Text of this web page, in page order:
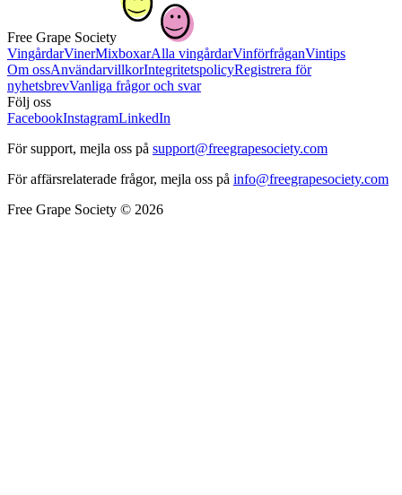
Free Grape Society
VingårdarVinerMixboxarAlla vingårdarVinförfråganVintips
Om ossAnvändarvillkorIntegritetspolicyRegistrera för
nyhetsbrevVanliga frågor och svar
Följ oss
FacebookInstagramLinkedIn
För support, mejla oss på support@freegrapesociety.com
För affärsrelaterade frågor, mejla oss på info@freegrapesociety.com
Free Grape Society © 2026